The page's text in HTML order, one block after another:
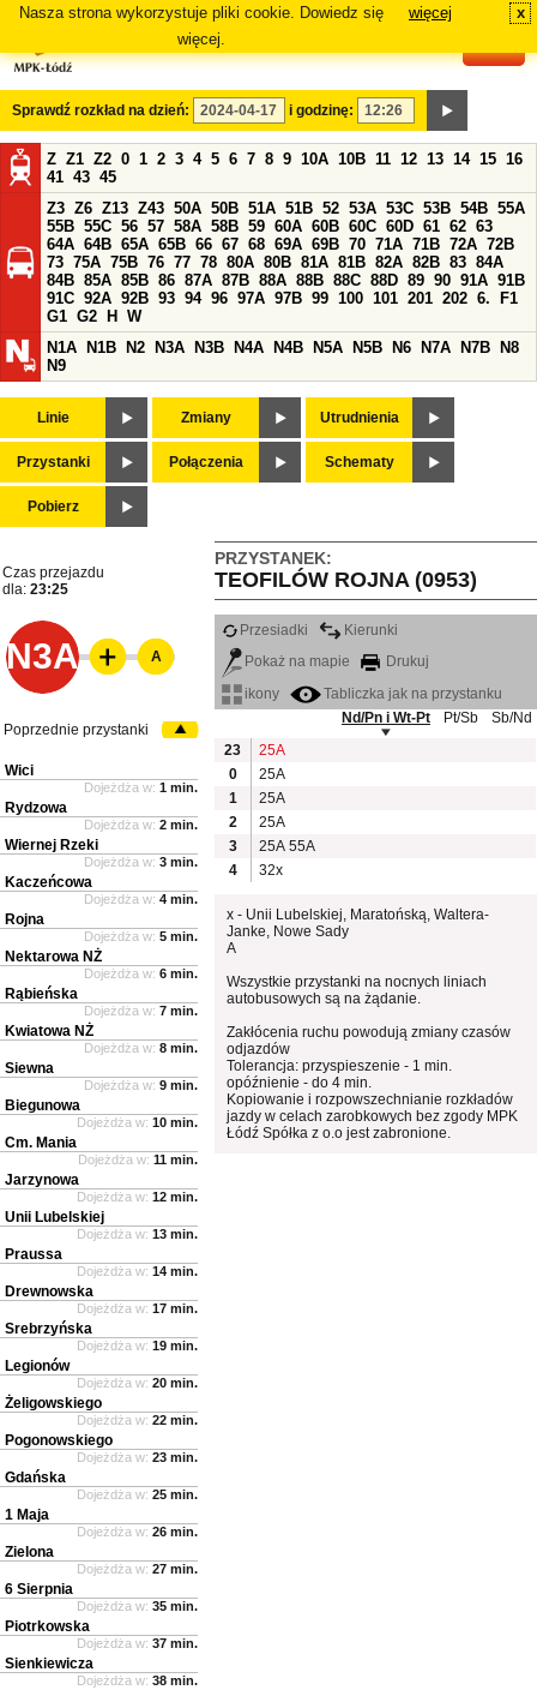
Nasza strona wykorzystuje pliki cookie. Dowiedz się
więcej.
więcej x
Sprawdź rozkład na dzień: i godzinę:
Z Z1 Z2 0 1 2 3 4 5 6 7 8 9 10A 10B 11 12 13 14 15 16
41 43 45
Z3 Z6 Z13 Z43 50A 50B 51A 51B 52 53A 53C 53B 54B 55A
55B 55C 56 57 58A 58B 59 60A 60B 60C 60D 61 62 63
64A 64B 65A 65B 66 67 68 69A 69B 70 71A 71B 72A 72B
73 75A 75B 76 77 78 80A 80B 81A 81B 82A 82B 83 84A
84B 85A 85B 86 87A 87B 88A 88B 88C 88D 89 90 91A 91B
91C 92A 92B 93 94 96 97A 97B 99 100 101 201 202 6.
F1
G1 G2 H
W
N1A
N1B N2 N3A N3B N4A N4B N5A N5B N6 N7A N7B
N8
N9
Linie Zmiany Utrudnienia
Przystanki Połączenia Schematy
Pobierz
PRZYSTANEK:
TEOFILÓW ROJNA (0953)
Czas przejazdu
dla: 23:25
N3A
Przesiadki
Kierunki
Pokaż na mapie
Drukuj
ikony
Tabliczka jak na przystanku
Nd/Pn i Wt-Pt
Pt/Sb
Sb/Nd
23
25A
0
25A
1
25A
2
25A
3
25A 55A
4
32x
x - Unii Lubelskiej, Maratońską, Waltera-
Janke, Nowe Sady
A
Wszystkie przystanki na nocnych liniach
autobusowych są na żądanie.
Zakłócenia ruchu powodują zmiany czasów
odjazdów
Tolerancja: przyspieszenie - 1 min.
opóźnienie - do 4 min.
Kopiowanie i rozpowszechnianie rozkładów
jazdy w celach zarobkowych bez zgody MPK
Łódź Spółka z o.o jest zabronione.
A
Poprzednie przystanki
Wici
Dojeżdża w: 1 min.
Rydzowa
Dojeżdża w: 2 min.
Wiernej Rzeki
Dojeżdża w: 3 min.
Kaczeńcowa
Dojeżdża w: 4 min.
Rojna
Dojeżdża w: 5 min.
Nektarowa NŻ
Dojeżdża w: 6 min.
Rąbieńska
Dojeżdża w: 7 min.
Kwiatowa NŻ
Dojeżdża w: 8 min.
Siewna
Dojeżdża w: 9 min.
Biegunowa
Dojeżdża w: 10 min.
Cm. Mania
Dojeżdża w: 11 min.
Jarzynowa
Dojeżdża w: 12 min.
Unii Lubelskiej
Dojeżdża w: 13 min.
Praussa
Dojeżdża w: 14 min.
Drewnowska
Dojeżdża w: 17 min.
Srebrzyńska
Dojeżdża w: 19 min.
Legionów
Dojeżdża w: 20 min.
Żeligowskiego
Dojeżdża w: 22 min.
Pogonowskiego
Dojeżdża w: 23 min.
Gdańska
Dojeżdża w: 25 min.
1 Maja
Dojeżdża w: 26 min.
Zielona
Dojeżdża w: 27 min.
6 Sierpnia
Dojeżdża w: 35 min.
Piotrkowska
Dojeżdża w: 37 min.
Sienkiewicza
Dojeżdża w: 38 min.